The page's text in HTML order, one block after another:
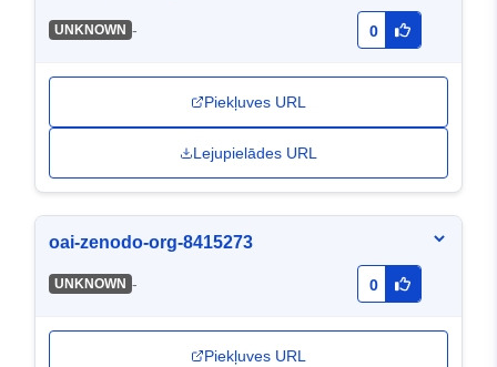
UNKNOWN - 0
Piekļuves URL
Lejupielādes URL
oai-zenodo-org-8415273
UNKNOWN - 0
Piekļuves URL